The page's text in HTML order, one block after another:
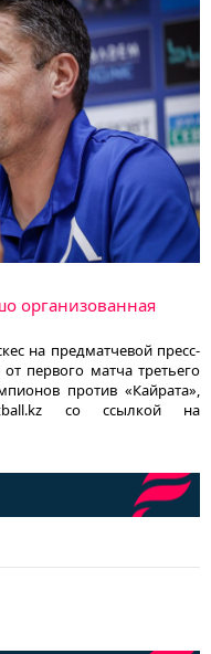
организованная
на предматчевой пресс-
первого матча третьего
против «Кайрата»,
со ссылкой на